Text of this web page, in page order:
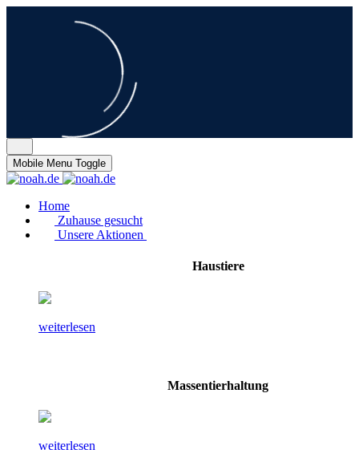
Mobile Menu Toggle
Home
Zuhause gesucht
Unsere Aktionen
Haustiere
weiterlesen
Massentierhaltung
weiterlesen